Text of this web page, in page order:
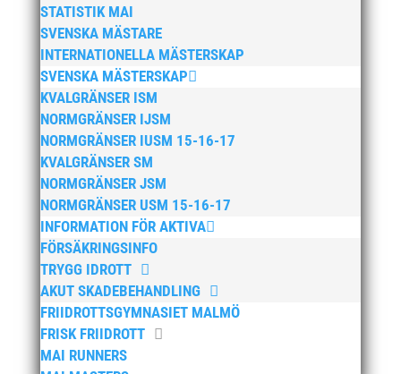
STATISTIK MAI
SVENSKA MÄSTARE
INTERNATIONELLA MÄSTERSKAP
SVENSKA MÄSTERSKAP
KVALGRÄNSER ISM
NORMGRÄNSER IJSM
NORMGRÄNSER IUSM 15-16-17
KVALGRÄNSER SM
NORMGRÄNSER JSM
NORMGRÄNSER USM 15-16-17
INFORMATION FÖR AKTIVA
FÖRSÄKRINGSINFO
TRYGG IDROTT
AKUT SKADEBEHANDLING
FRIIDROTTSGYMNASIET MALMÖ
FRISK FRIIDROTT
MAI RUNNERS
januari 2025
oktober 2024
september 2024
augusti 2024
juni 2024
april 2024
mars 2024
februari 2024
januari 2024
december 2023
maj 2023
april 2023
januari 2023
november 2022